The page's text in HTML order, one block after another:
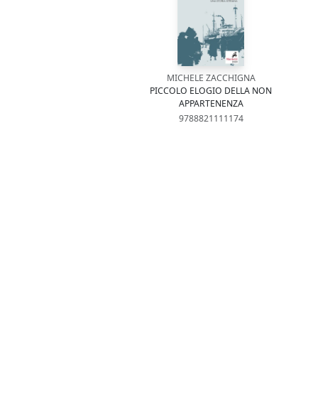
MICHELE ZACCHIGNA
PICCOLO ELOGIO DELLA NON
APPARTENENZA
9788821111174